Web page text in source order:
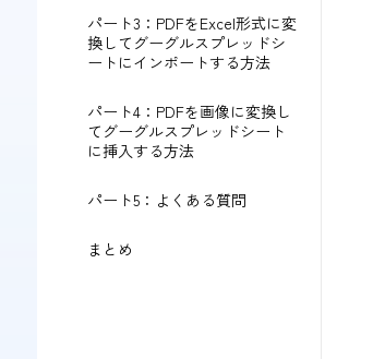
パート3：PDFをExcel形式に変
換してグーグルスプレッドシ
ートにインポートする方法
パート4：PDFを画像に変換し
てグーグルスプレッドシート
に挿入する方法
パート5：よくある質問
まとめ